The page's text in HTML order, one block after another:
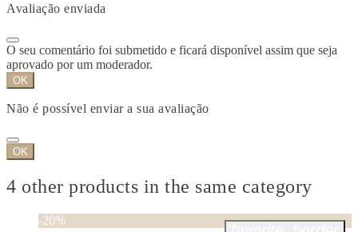
Avaliação enviada
O seu comentário foi submetido e ficará disponível assim que seja
aprovado por um moderador.
OK
Não é possível enviar a sua avaliação
OK
4 other products in the same category
-20%